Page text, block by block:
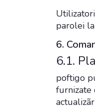
parolei
6.
6.1.
poftigo
furnizate